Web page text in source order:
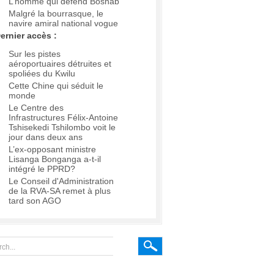
Malgré la bourrasque, le
navire amiral national vogue
accès :
Sur les pistes
aéroportuaires détruites et
spoliées du Kwilu
Cette Chine qui séduit le
monde
Le Centre des
Infrastructures Félix-Antoine
Tshisekedi Tshilombo voit le
jour dans deux ans
L’ex-opposant ministre
Lisanga Bonganga a-t-il
intégré le PPRD?
Le Conseil d'Administration
de la RVA-SA remet à plus
tard son AGO